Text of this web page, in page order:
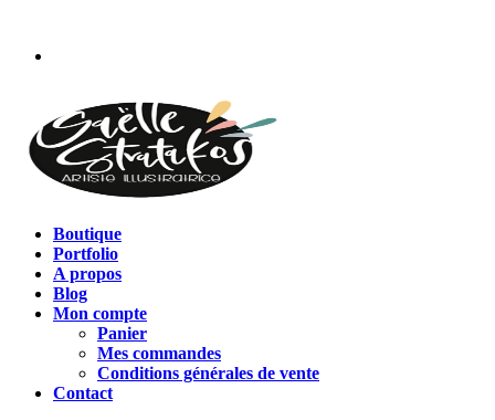
contenu
Boutique
Portfolio
A propos
Blog
Mon compte
Panier
Mes commandes
Conditions générales de vente
Contact